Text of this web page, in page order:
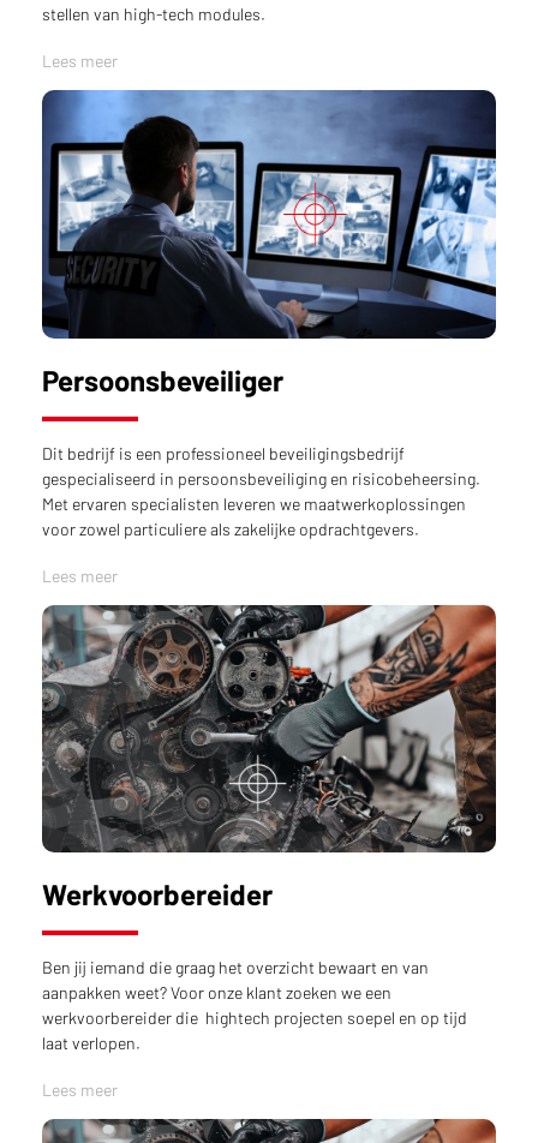
stellen van high-tech modules.
Lees meer
Persoonsbeveiliger
Dit bedrijf is een professioneel beveiligingsbedrijf
gespecialiseerd in persoonsbeveiliging en risicobeheersing.
Met ervaren specialisten leveren we maatwerkoplossingen
voor zowel particuliere als zakelijke opdrachtgevers.
Lees meer
Werkvoorbereider
Ben jij iemand die graag het overzicht bewaart en van
aanpakken weet? Voor onze klant zoeken we een
werkvoorbereider die hightech projecten soepel en op tijd
laat verlopen.
Lees meer